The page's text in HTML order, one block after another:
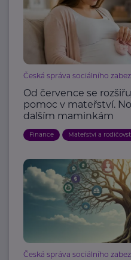
Česká správa sociálního
Od července se
pomoc v mateřství.
dalším maminkám
Finance Mateřství a
Česká správa sociálního